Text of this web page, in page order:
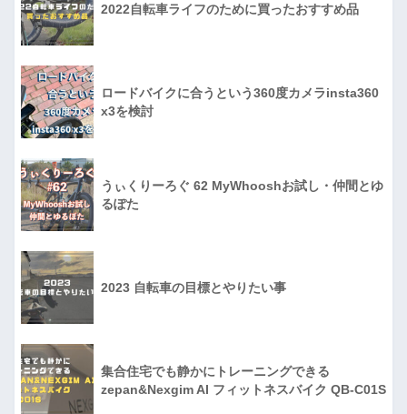
2022自転車ライフのために買ったおすすめ品
ロードバイクに合うという360度カメラinsta360
x3を検討
うぃくりーろぐ 62 MyWhooshお試し・仲間とゆ
るぽた
2023 自転車の目標とやりたい事
集合住宅でも静かにトレーニングできる
zepan&Nexgim AI フィットネスバイク QB-C01S